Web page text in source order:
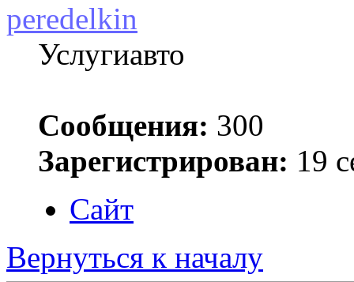
peredelkin
Услугиавто
Сообщения: 300
Зарегистрирован: 19
Сайт
Вернуться к началу